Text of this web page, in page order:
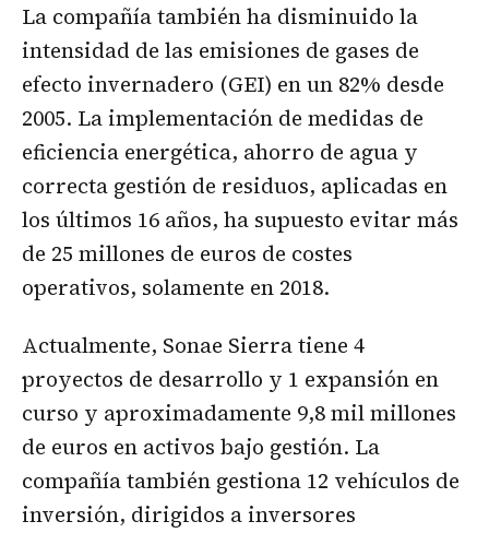
La compañía también ha disminuido la
intensidad de las emisiones de gases de
efecto invernadero (GEI) en un 82% desde
2005. La implementación de medidas de
eficiencia energética, ahorro de agua y
correcta gestión de residuos, aplicadas en
los últimos 16 años, ha supuesto evitar más
de 25 millones de euros de costes
operativos, solamente en 2018.
Actualmente, Sonae Sierra tiene 4
proyectos de desarrollo y 1 expansión en
curso y aproximadamente 9,8 mil millones
de euros en activos bajo gestión. La
compañía también gestiona 12 vehículos de
inversión, dirigidos a inversores